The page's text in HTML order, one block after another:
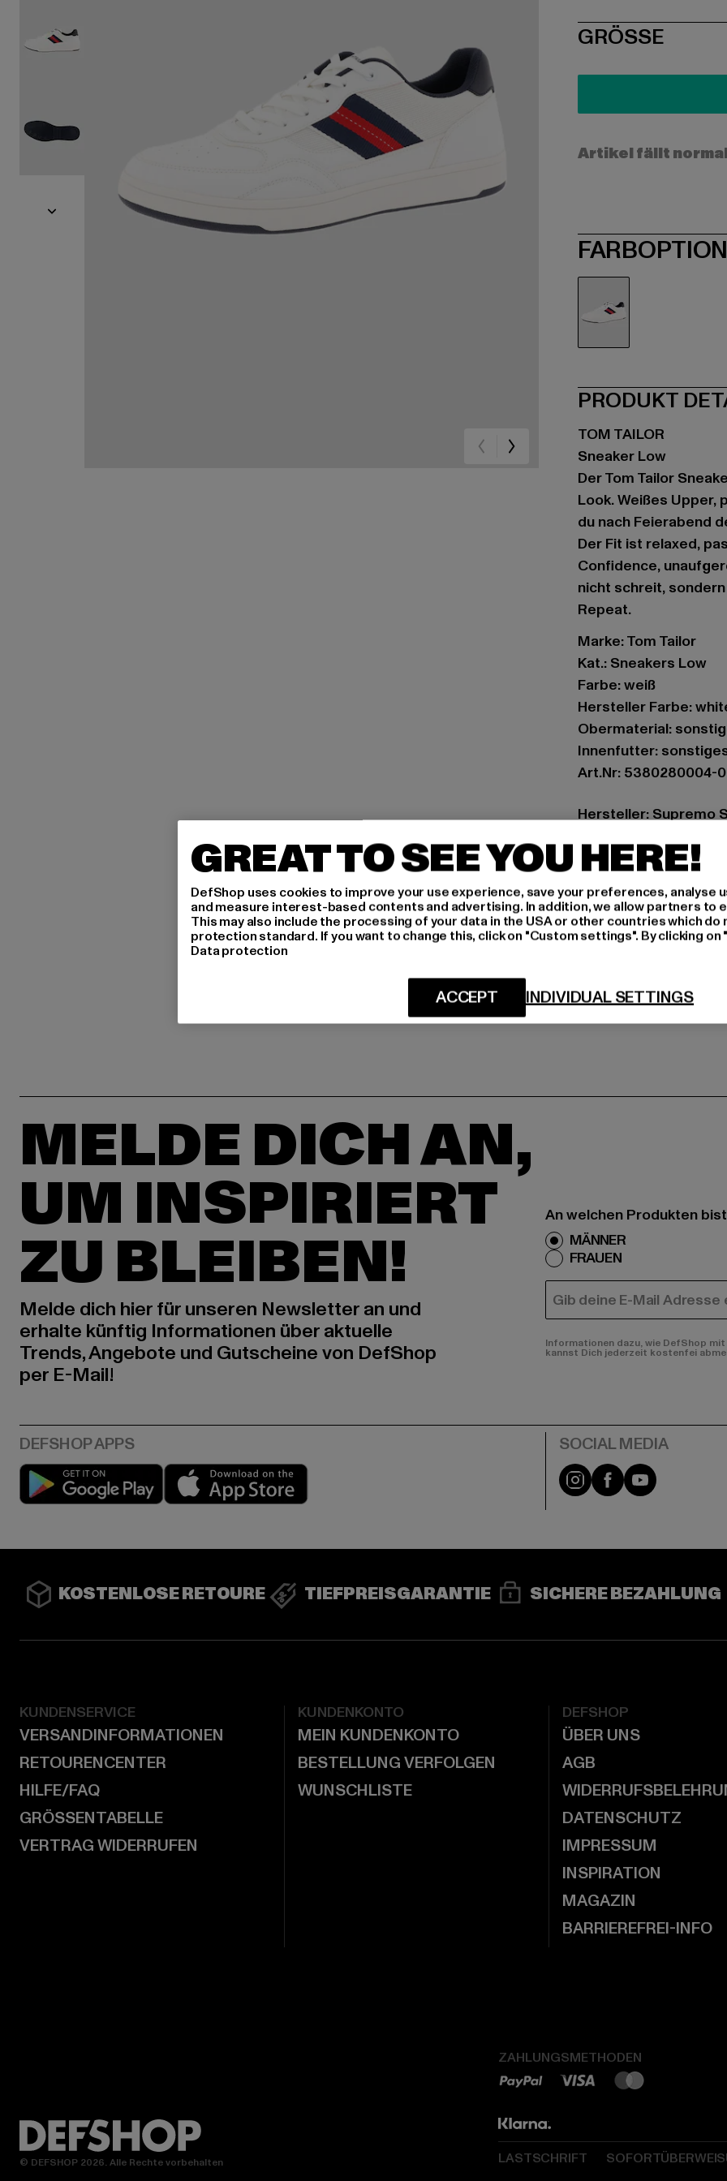
SIZE
GRÖSSE
Artikel fällt
PRODUKT
TOM TAILOR
Sneaker Low
Der Tom Tailor
Look. Weißes Upper,
du nach Feierabend
Der Fit ist relaxed,
Confidence,
nicht schreit,
Repeat.
Marke: Tom Tailor
Kat.: Sneakers Low
Farbe: weiß
Hersteller Farbe:
Obermaterial:
Innenfutter:
Art.Nr: 5380280004-
Hersteller: Supremo
MELDE DICH AN,
UM INSPIRIERT
ZU BLEIBEN!
Melde dich hier für unseren Newsletter an und
erhalte künftig Informationen über aktuelle
Trends, Angebote und Gutscheine von DefShop
per E-Mail!
An welchen Produkten
MÄNNER
FRAUEN
E-MAIL
Informationen dazu, wie DefShop
kannst Dich jederzeit kostenfei
Play market Instagram
FacebookYouTube
KOSTENLOSE RETOURE TIEFPREISGARANTIE SICHERE BEZAHLUNG
KUNDENSERVICE
VERSANDINFORMATIONEN
RETOURENCENTER
HILFE/FAQ
GRÖSSENTABELLE
VERTRAG WIDERRUFEN
KUNDENKONTO
MEIN KUNDENKONTO
BESTELLUNG VERFOLGEN
WUNSCHLISTE
DEFSHOP
ÜBER UNS
AGB
DATENSCHUTZ
IMPRESSUM
INSPIRATION
MAGAZIN
BARRIEREFREI-INFO
ZAHLUNGSMETHODEN
LASTSCHRIFT
© DEFSHOP 2026. Alle Rechte vorbehalten
GREAT TO SEE YOU HERE!
DefShop uses cookies to improve your use experience, save your preferences, analyse
and measure interest-based contents and advertising. In addition, we allow partners to
This may also include the processing of your data in the USA or other countries which do
protection standard. If you want to change this, click on "Custom settings". By clicking
Data protection
INDIVIDUAL SETTINGS
ACCEPT